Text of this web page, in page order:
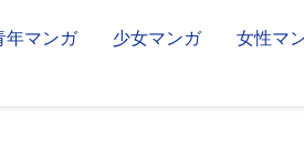
年マンガ 少女マンガ
女性マ